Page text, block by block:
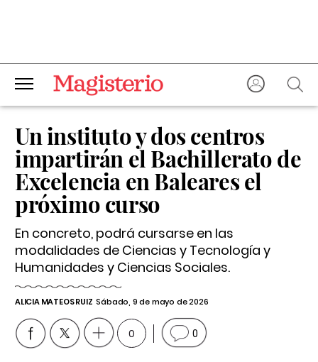
Un instituto y dos centros
impartirán el Bachillerato de
Excelencia en Baleares el
próximo curso
En concreto, podrá cursarse en las
modalidades de Ciencias y Tecnología y
Humanidades y Ciencias Sociales.
ALICIA MATEOS RUIZ Sábado, 9 de mayo de 2026
0 0